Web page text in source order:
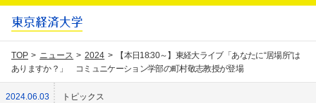
TOP ニュース 2024
【本日18:30～】東経大ライブ「あなたに“居場所”は
ありますか？」 コミュニケーション学部の町村敬志教授が登場
2024.06.03 トピックス